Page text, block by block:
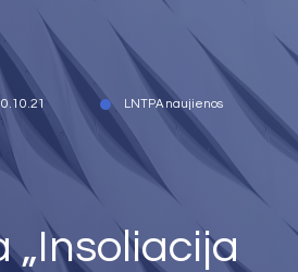
LNTPA naujienos
„Insoliacija